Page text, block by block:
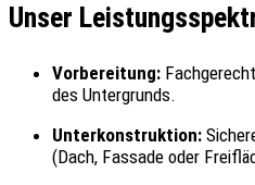
Unser
Vorbereitung:
des Untergrunds.
Unterkonstruktion:
(Dach, Fassade oder